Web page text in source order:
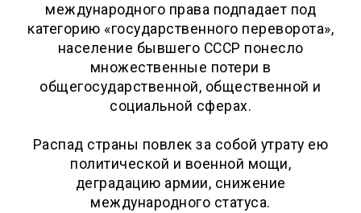
международного права подпадает под
категорию «государственного переворота»,
население бывшего СССР понесло
множественные потери в
общегосударственной, общественной и
социальной сферах.
Распад страны повлек за собой утрату ею
политической и военной мощи,
деградацию армии, снижение
международного статуса.